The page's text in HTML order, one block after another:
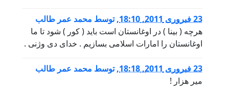
23 فبروری 2011, 18:10 ,توسط محمد عمر طالب
هرچه ( بینا ) در اوغانستان است باید ( کور ) شود تا ما
اوغانستان را امارات اسلامی بسازیم . خدای دی وژنی .
23 فبروری 2011, 18:18 ,توسط محمد عمر طالب
میر هزار !